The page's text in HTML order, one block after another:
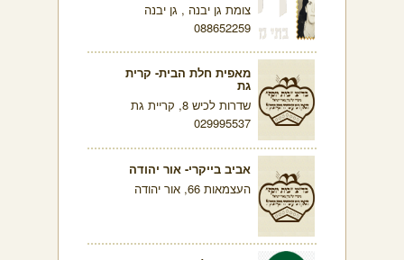
צומת גן יבנה , גן יבנה
088652259
מאפית חלת הבית- קרית
גת
שדרות לכיש 8, קריית גת
029995537
אביב בייקרי- אור יהודה
העצמאות 66, אור יהודה